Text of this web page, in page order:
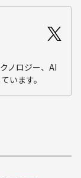
ノロジー、AI
います。